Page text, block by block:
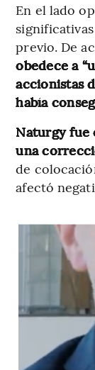
En el lado
previo. De
obedece a
accionistas
había
Naturgy fue
una
de
afectó